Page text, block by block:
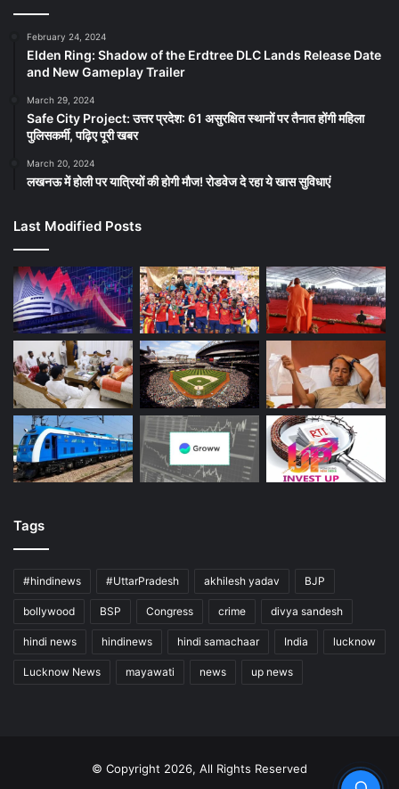
February 24, 2024
Elden Ring: Shadow of the Erdtree DLC Lands Release Date
and New Gameplay Trailer
March 29, 2024
Safe City Project: उत्तर प्रदेश: 61 असुरक्षित स्थानों पर तैनात होंगी महिला
पुलिसकर्मी, पढ़िए पूरी खबर
March 20, 2024
लखनऊ में होली पर यात्रियों की होगी मौज! रोडवेज दे रहा ये खास सुविधाएं
Last Modified Posts
Tags
#hindinews #UttarPradesh akhilesh yadav BJP
bollywood BSP Congress crime divya sandesh
hindi news hindinews hindi samachaar India lucknow
Lucknow News mayawati news up news
© Copyright 2026, All Rights Reserved